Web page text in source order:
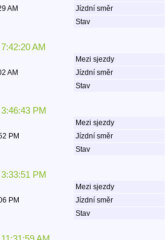
AM Jízdní směr
Stav
AM
Mezi sjezdy
AM Jízdní směr
Stav
PM
Mezi sjezdy
PM Jízdní směr
Stav
PM
Mezi sjezdy
PM Jízdní směr
Stav